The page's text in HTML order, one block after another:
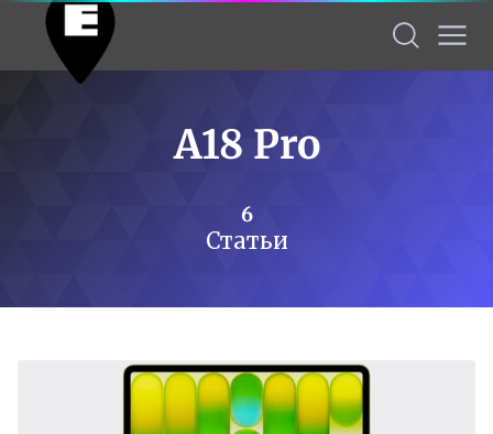
A18 Pro
6
Статьи